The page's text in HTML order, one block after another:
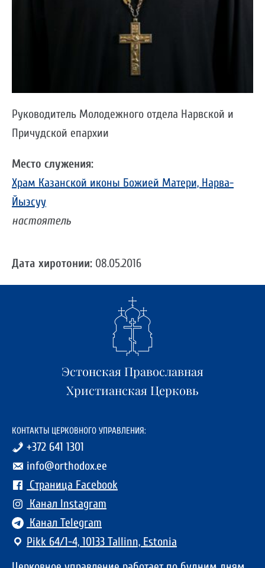
Руководитель Молодежного отдела Нарвской и
Причудской епархии
Место служения:
Храм Казанской иконы Божией Матери, Нарва-
Йыэсуу
настоятель
Дата хиротонии: 08.05.2016
Эстонская Православная
Христианская Церковь
КОНТАКТЫ ЦЕРКОВНОГО УПРАВЛЕНИЯ:
+372 641 1301
info@orthodox.ee
Страница Facebook
Канал Instagram
Канал Telegram
Pikk 64/1-4, 10133 Tallinn, Estonia